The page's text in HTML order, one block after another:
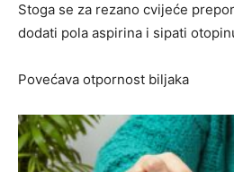
Stoga se za rezano cvijeće
dodati pola aspirina i sipati
Povećava otpornost biljaka